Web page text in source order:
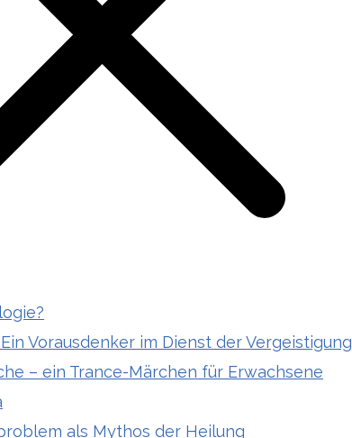
Vorausdenker im Dienst der Vergeistigung
– ein Trance-Märchen für Erwachsene
als Mythos der Heilung